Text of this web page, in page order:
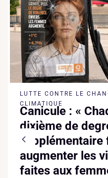
LUTTE CONTRE LE
CLIMATIQUE
Canicule : «
dixième de
supplémentaire
augmenter les
faites aux